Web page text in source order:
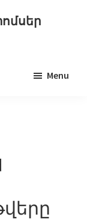
Menu